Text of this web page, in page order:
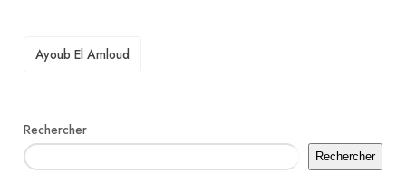
TAGS
Ayoub El Amloud
Rechercher
Rechercher